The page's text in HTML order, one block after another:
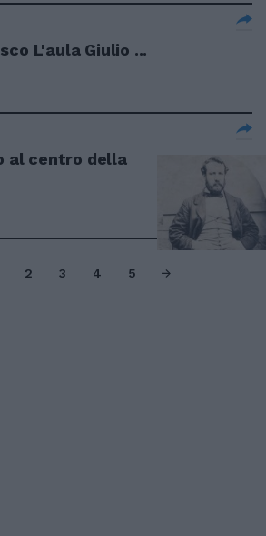
L'aula Giulio ...
al centro della
2 3 4 5